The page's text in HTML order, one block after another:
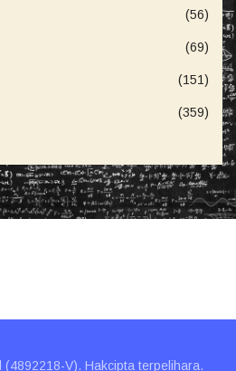
(56)
(69)
(151)
(359)
(4892218-V). Hakcipta terpelihara.